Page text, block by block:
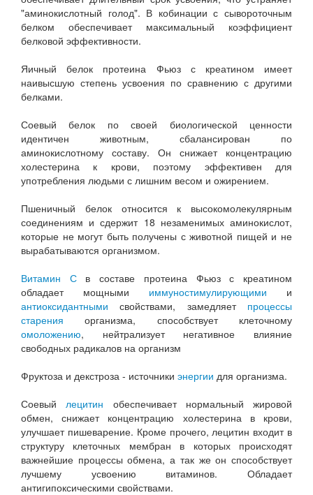
"аминокислотный голод". В кобинации с сывороточным
белком обеспечивает максимальный коэффициент
белковой эффективности.
Яичный белок протеина Фьюз с креатином имеет
наивысшую степень усвоения по сравнению с другими
белками.
Соевый белок по своей биологической ценности
идентичен животным, сбалансирован по
аминокислотному составу. Он снижает концентрацию
холестерина к крови, поэтому эффективен для
употребления людьми с лишним весом и ожирением.
Пшеничный белок относится к высокомолекулярным
соединениям и сдержит 18 незаменимых аминокислот,
которые не могут быть получены с животной пищей и не
вырабатываются организмом.
Витамин Св составе протеина Фьюз с креатином
обладает мощными иммуностимулирующими и
антиоксидантными свойствами, замедляет процессы
старения организма, способствует клеточному
омоложению, нейтрализует негативное влияние
свободных радикалов на организм
Фруктоза и декстроза - источники энергии для организма.
Соевый лецитин обеспечивает нормальный жировой
обмен, снижает концентрацию холестерина в крови,
улучшает пишеварение. Кроме прочего, лецитин входит в
структуру клеточных мембран в которых происходят
важнейшие процессы обмена, а так же он способствует
лучшему усвоению витаминов. Обладает
антигипоксическими свойствами.